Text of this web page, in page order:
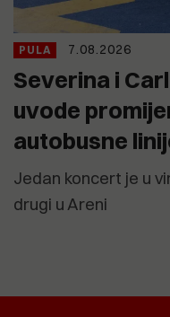
PULA 7.08.2026
Severina i
uvode
autobusne
Jedan koncert je u
drugi u Areni